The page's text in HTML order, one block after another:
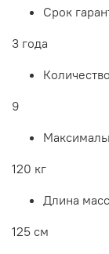
Срок
3 года
9
120 кг
Длина
125 см